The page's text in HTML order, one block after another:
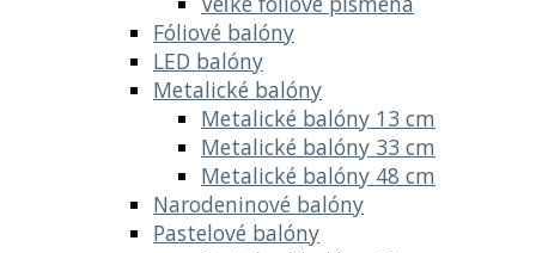
Fóliové balóny
LED balóny
Metalické balóny
Metalické balóny 13 cm
Metalické balóny 33 cm
Metalické balóny 48 cm
Narodeninové balóny
Pastelové balóny